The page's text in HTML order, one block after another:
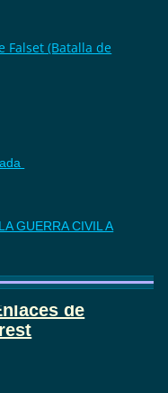
Falset (Batalla de
GUERRA CIVIL A
de